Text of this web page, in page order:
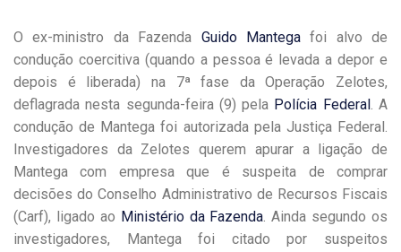
O ex-ministro da Fazenda Guido Mantegafoi alvo de
condução coercitiva (quando a pessoa é levada a depor e
depois é liberada) na 7ª fase da Operação Zelotes,
deflagrada nesta segunda-feira (9) pela Polícia Federal. A
condução de Mantega foi autorizada pela Justiça Federal.
Investigadores da Zelotes querem apurar a ligação de
Mantega com empresa que é suspeita de comprar
decisões do Conselho Administrativo de Recursos Fiscais
(Carf), ligado ao Ministério da Fazenda. Ainda segundo os
investigadores, Mantega foi citado por suspeitos